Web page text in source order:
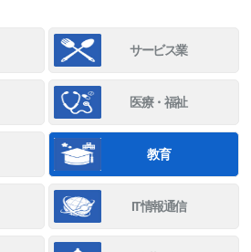
サービス業
医療・福祉
教育
IT情報通信